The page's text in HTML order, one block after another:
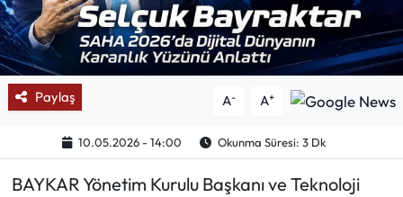
Paylaş A- A+
10.05.2026 - 14:00 Okunma Süresi: 3 Dk
BAYKAR Yönetim Kurulu Başkanı ve Teknoloji
Manşet
Köşe Yazıları
Karikatür Galeri
BIK